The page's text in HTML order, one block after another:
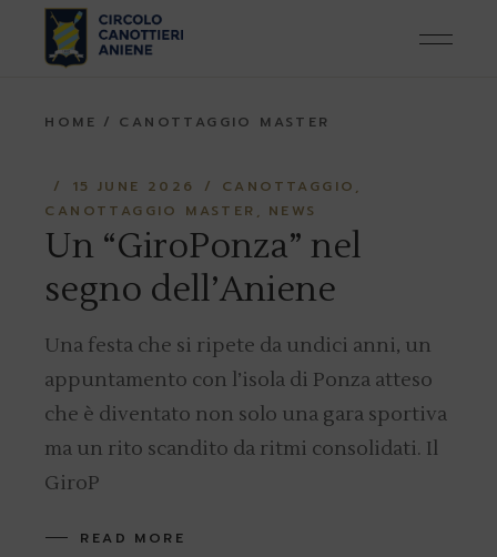
content
HOME CANOTTAGGIO MASTER
15 JUNE 2026
CANOTTAGGIO
CANOTTAGGIO MASTER
NEWS
Un “GiroPonza” nel
segno dell’Aniene
Una festa che si ripete da undici anni, un
appuntamento con l’isola di Ponza atteso
che è diventato non solo una gara sportiva
ma un rito scandito da ritmi consolidati. Il
GiroP
READ MORE